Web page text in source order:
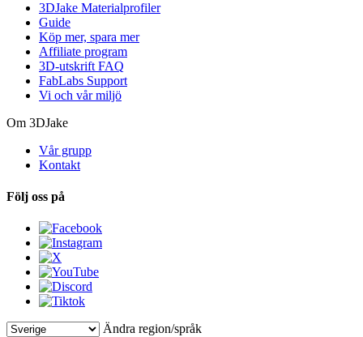
3DJake Materialprofiler
Guide
Köp mer, spara mer
Affiliate program
3D-utskrift FAQ
FabLabs Support
Vi och vår miljö
Om 3DJake
Vår grupp
Kontakt
Följ oss på
Ändra region/språk